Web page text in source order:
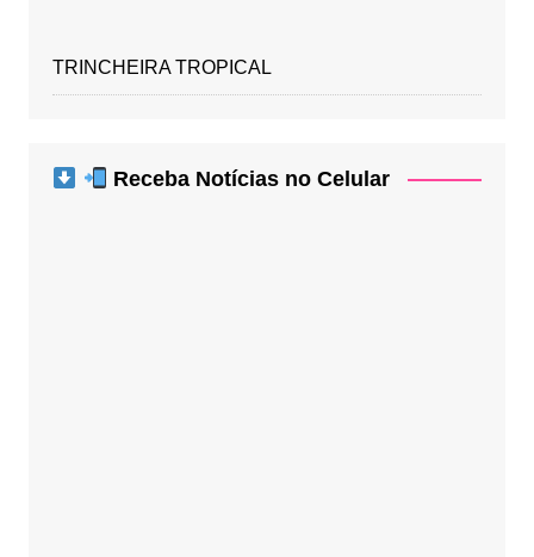
TRINCHEIRA TROPICAL
Receba Notícias no Celular